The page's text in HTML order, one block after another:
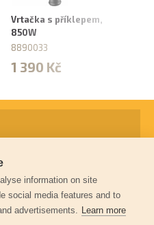
Vrtačka s příklepem,
850W
8890033
1 390 Kč
information on site
social media features and to
advertisements. Learn more